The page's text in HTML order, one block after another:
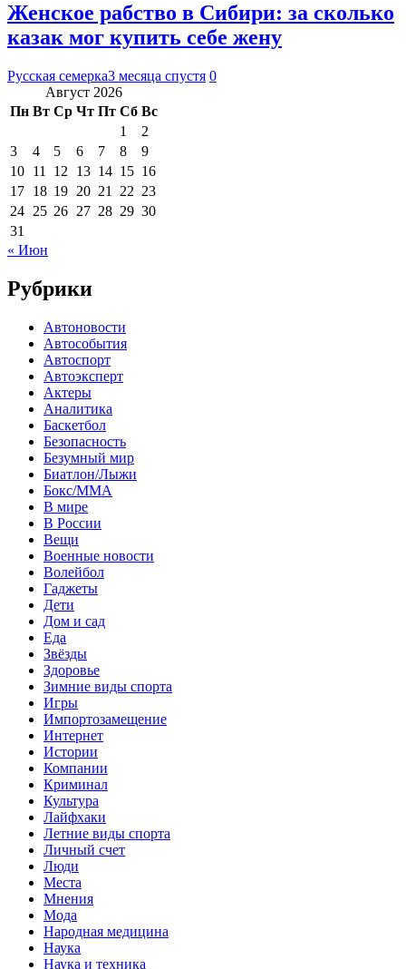
Женское рабство в Сибири: за сколько
казак мог купить себе жену
Русская семерка3 месяца спустя 0
Август 2026
Пн Вт Ср Чт Пт Сб Вс
1
2
3
4 5 6 7 8
9
10 11 12 13 14 15 16
17 18 19 20 21 22 23
24 25 26 27 28 29 30
31
« Июн
Рубрики
Автоновости
Автособытия
Автоспорт
Автоэксперт
Актеры
Аналитика
Баскетбол
Безопасность
Безумный мир
Биатлон/Лыжи
Бокс/MMA
В мире
В России
Вещи
Военные новости
Волейбол
Гаджеты
Дети
Дом и сад
Еда
Звёзды
Здоровье
Зимние виды спорта
Игры
Импортозамещение
Интернет
Истории
Компании
Криминал
Культура
Лайфхаки
Летние виды спорта
Личный счет
Люди
Места
Мнения
Мода
Народная медицина
Наука
Наука и техника